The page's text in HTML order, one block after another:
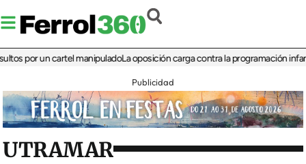
por un cartel manipuladoLa oposición carga contra la programación infantil
Publicidad
UTRAMAR